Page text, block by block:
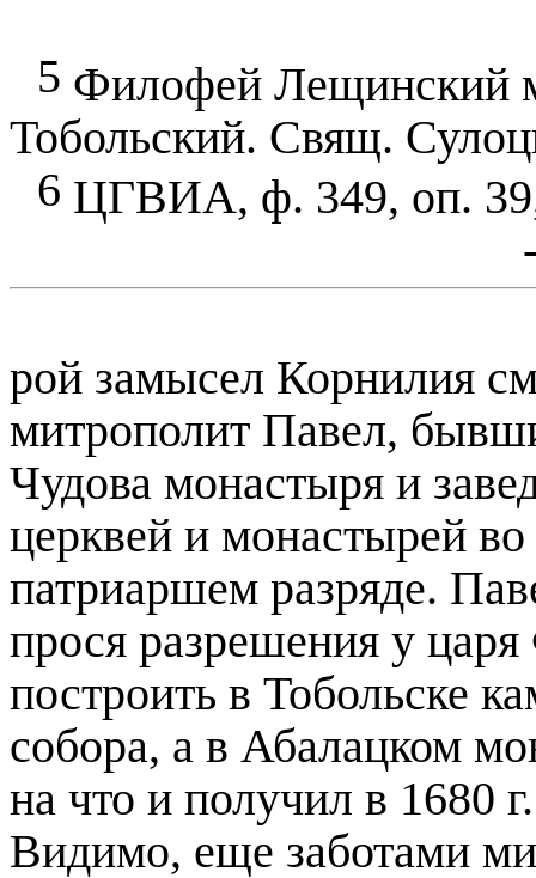
5 Филофей Лещинский
Тобольский. Свящ.
6 ЦГВИА, ф. 349, оп.
рой замысел Корнилия
митрополит Павел,
Чудова монастыря и
церквей и монастырей во
патриаршем разряде.
прося разрешения у
построить в Тобольске
собора, а в Абалацком
на что и получил в 1680 г
Видимо, еще заботами